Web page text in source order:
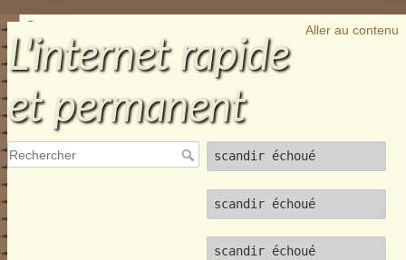
Aller au contenu
L'internet rapide
et permanent
scandir échoué
scandir échoué
scandir échoué